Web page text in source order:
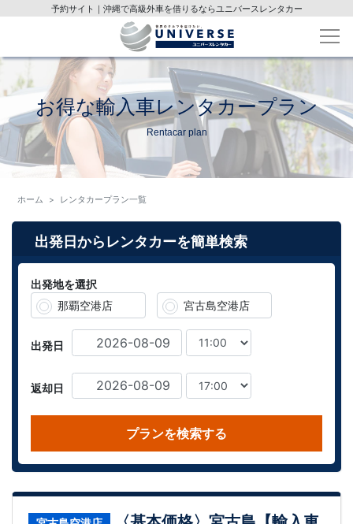
予約サイト｜沖縄で高級外車を借りるならユニバースレンタカー
お得な輸入車レンタカープラン
Rentacar plan
ホーム レンタカープラン一覧
出発日からレンタカーを簡単検索
出発地を選択
那覇空港店
宮古島空港店
出発日
返却日
プランを検索する